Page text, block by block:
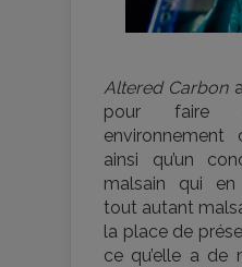
Altered Carbon
pour faire
ainsi qu’un
malsain qui en
tout autant
la place de
ce qu’elle a de